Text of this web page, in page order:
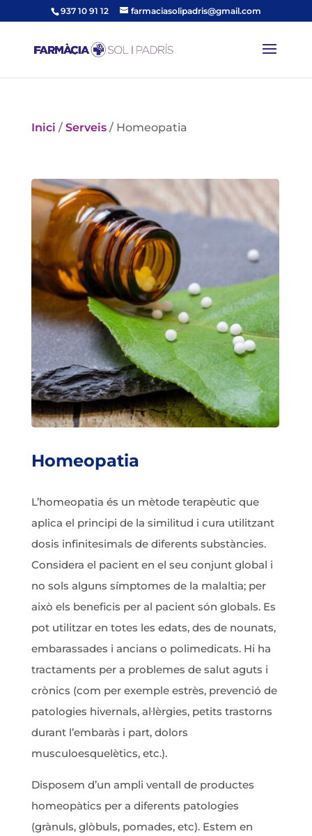
937 10 91 12 farmaciasolipadris@gmail.com
Inici / Serveis/ Homeopatia
Homeopatia
L’homeopatia és un mètode terapèutic que
aplica el principi de la similitud i cura utilitzant
dosis infinitesimals de diferents substàncies.
Considera el pacient en el seu conjunt global i
no sols alguns símptomes de la malaltia; per
això els beneficis per al pacient són globals. Es
pot utilitzar en totes les edats, des de nounats,
embarassades i ancians o polimedicats. Hi ha
tractaments per a problemes de salut aguts i
crònics (com per exemple estrès, prevenció de
patologies hivernals, al·lèrgies, petits trastorns
durant l’embaràs i part, dolors
musculoesquelètics, etc.).
Disposem d’un ampli ventall de productes
homeopàtics per a diferents patologies
(grànuls, glòbuls, pomades, etc). Estem en